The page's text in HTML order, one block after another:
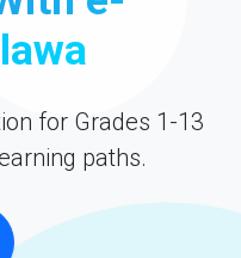
for Grades 1-13
paths.